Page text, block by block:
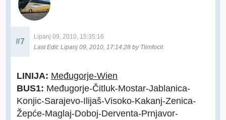
#7
Lipanj 09, 2010, 15:35:16
Last Edit: Lipanj 09, 2010, 17:14:28 by Tlimfocit
LINIJA: Međugorje-Wien
BUS1: Međugorje-Čitluk-Mostar-Jablanica-
Konjic-Sarajevo-Ilijaš-Visoko-Kakanj-Zenica-
Žepće-Maglaj-Doboj-Derventa-Prnjavor-